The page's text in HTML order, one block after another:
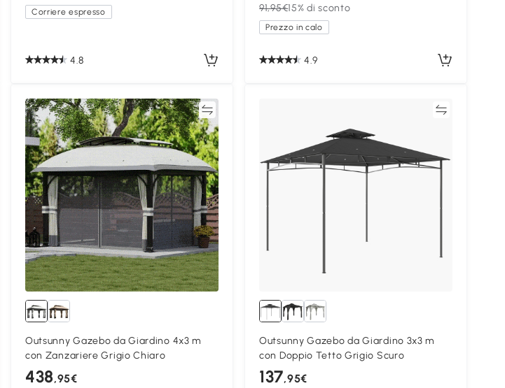
Corriere espresso
4.8
91,95€15% di sconto
Prezzo in calo
4.9
Confronta
Outsunny Gazebo da Giardino 4x3 m
con Zanzariere Grigio Chiaro
438,95€
Outsunny Gazebo da Giardino 3x3 m
con Doppio Tetto Grigio Scuro
137,95€